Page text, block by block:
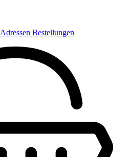
Adressen Bestellungen